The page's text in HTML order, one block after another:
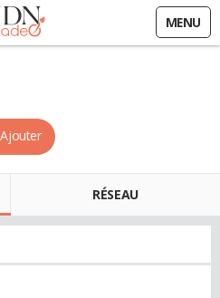
MENU
Ajouter
RÉSEAU